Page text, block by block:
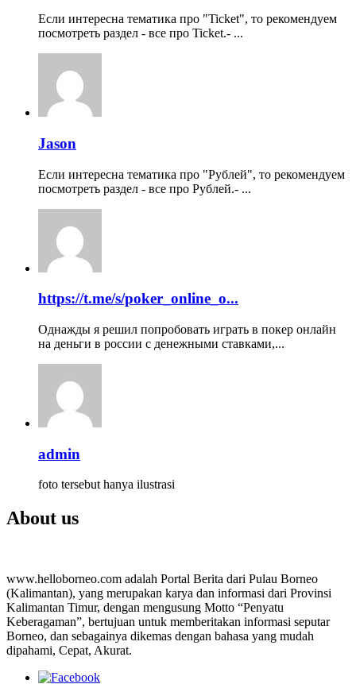
Если интересна тематика про "Ticket", то рекомендуем
посмотреть раздел - все про Ticket.- ...
Jason
Если интересна тематика про "Рублей", то рекомендуем
посмотреть раздел - все про Рублей.- ...
https://t.me/s/poker_online_o...
Однажды я решил попробовать играть в покер онлайн
на деньги в россии с денежными ставками,...
admin
foto tersebut hanya ilustrasi
About us
www.helloborneo.com adalah Portal Berita dari Pulau Borneo
(Kalimantan), yang merupakan karya dan informasi dari Provinsi
Kalimantan Timur, dengan mengusung Motto “Penyatu
Keberagaman”, bertujuan untuk memberitakan informasi seputar
Borneo, dan sebagainya dikemas dengan bahasa yang mudah
dipahami, Cepat, Akurat.